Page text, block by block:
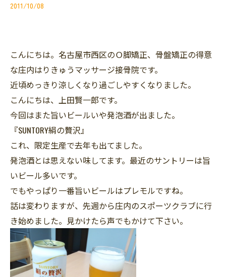
2011/10/08
こんにちは。名古屋市西区のＯ脚矯正、骨盤矯正の得意
な庄内はりきゅうマッサージ接骨院です。
近頃めっきり涼しくなり過ごしやすくなりました。
こんにちは、上田賢一郎です。
今回はまた旨いビールいや発泡酒が出ました。
『SUNTORY絹の贅沢』
これ、限定生産で去年も出てました。
発泡酒とは思えない味してます。最近のサントリーは旨
いビール多いです。
でもやっぱり一番旨いビールはプレモルですね。
話は変わりますが、先週から庄内のスポーツクラブに行
き始めました。見かけたら声でもかけて下さい。